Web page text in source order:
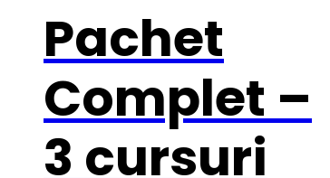
Pachet
Complet –
3 cursuri